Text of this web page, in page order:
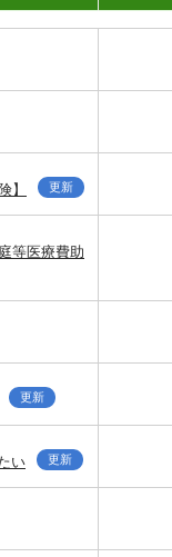
】 更新
等医療費助
更新
い 更新